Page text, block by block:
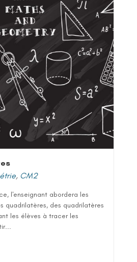
, CM2
l'enseignant abordera les
quadrilatères, des quadrilatères
les élèves à tracer les